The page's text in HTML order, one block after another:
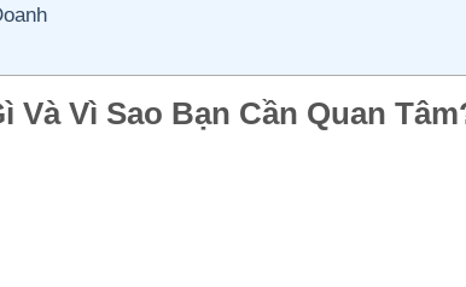
Và Vì Sao Bạn Cần Quan